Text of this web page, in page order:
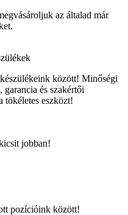
az általad már
között! Minőségi
és szakértői
tökéletes eszközt!
jobban!
pozícióink között!